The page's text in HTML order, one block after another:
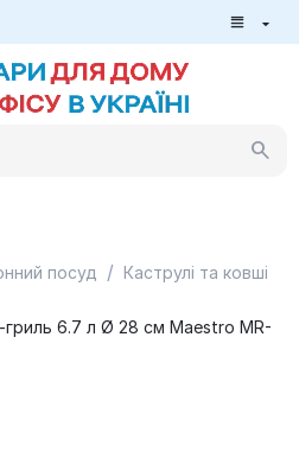
посуд / Каструлі та ковші
6.7 л Ø 28 см Maestro MR-